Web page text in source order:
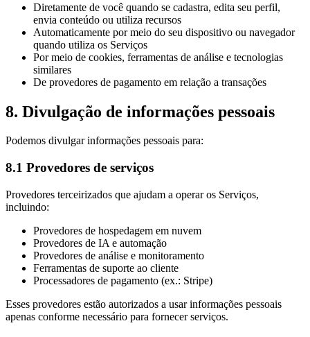
Diretamente de você quando se cadastra, edita seu perfil,
envia conteúdo ou utiliza recursos
Automaticamente por meio do seu dispositivo ou navegador
quando utiliza os Serviços
Por meio de cookies, ferramentas de análise e tecnologias
similares
De provedores de pagamento em relação a transações
8. Divulgação de informações pessoais
Podemos divulgar informações pessoais para:
8.1 Provedores de serviços
Provedores terceirizados que ajudam a operar os Serviços,
incluindo:
Provedores de hospedagem em nuvem
Provedores de IA e automação
Provedores de análise e monitoramento
Ferramentas de suporte ao cliente
Processadores de pagamento (ex.: Stripe)
Esses provedores estão autorizados a usar informações pessoais
apenas conforme necessário para fornecer serviços.